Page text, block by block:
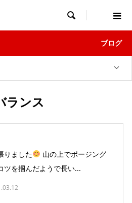

ブログ
ランス
りました
山の上でポージング
ツを掴んだようで長い...